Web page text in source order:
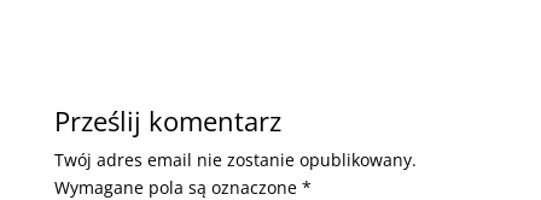
Prześlij komentarz
Twój adres email nie zostanie opublikowany.
Wymagane pola są oznaczone *